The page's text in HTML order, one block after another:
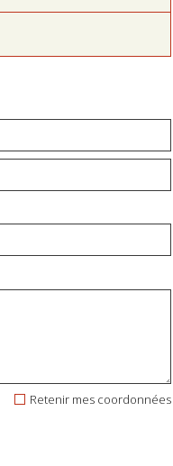
Retenir mes coordonnées